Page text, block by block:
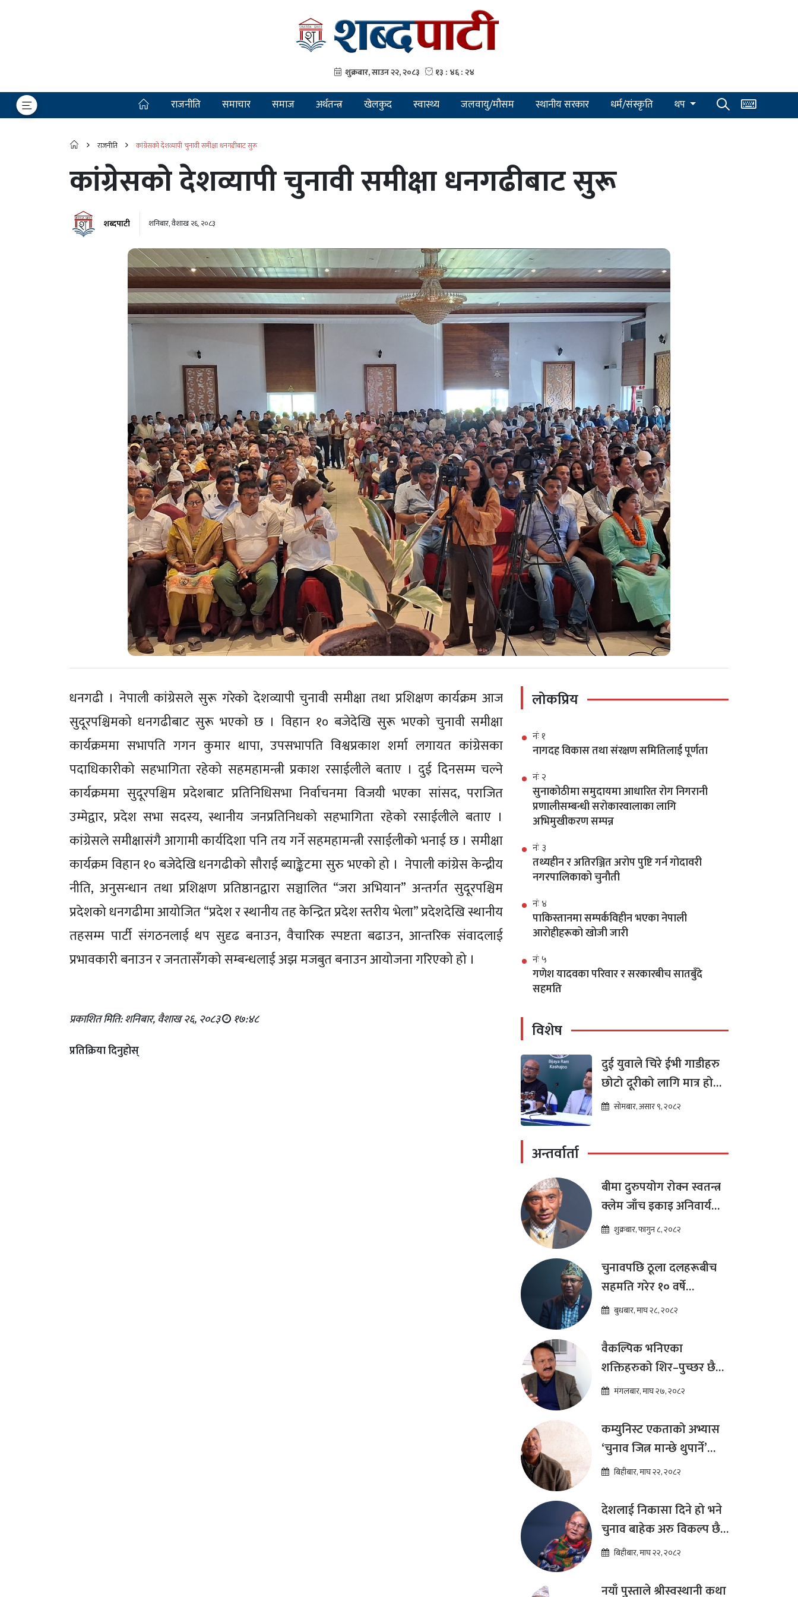
राजनीति समाचार समाज अर्थतन्त्र खेलकुद स्वास्थ्य जलवायु/मौसम स्थानीय सरकार धर्म/संस्कृति थप
राजनीति कांग्रेसको देशव्यापी चुनावी समीक्षा धनगढीबाट सुरू
कांग्रेसको देशव्यापी चुनावी समीक्षा धनगढीबाट सुरू
शब्दपाटी शनिबार, वैशाख २६, २०८३
धनगढी । नेपाली कांग्रेसले सुरू गरेको देशव्यापी चुनावी समीक्षा तथा प्रशिक्षण कार्यक्रम आज
सुदूरपश्चिमको धनगढीबाट सुरू भएको छ । विहान १० बजेदेखि सुरू भएको चुनावी समीक्षा
कार्यक्रममा सभापति गगन कुमार थापा, उपसभापति विश्वप्रकाश शर्मा लगायत कांग्रेसका
पदाधिकारीको सहभागिता रहेको सहमहामन्त्री प्रकाश रसाईलीले बताए । दुई दिनसम्म चल्ने
कार्यक्रममा सुदूरपश्चिम प्रदेशबाट प्रतिनिधिसभा निर्वाचनमा विजयी भएका सांसद, पराजित
उम्मेद्वार, प्रदेश सभा सदस्य, स्थानीय जनप्रतिनिधको सहभागिता रहेको रसाईलीले बताए ।
कांग्रेसले समीक्षासंगै आगामी कार्यदिशा पनि तय गर्ने सहमहामन्त्री रसाईलीको भनाई छ । समीक्षा
कार्यक्रम विहान १० बजेदेखि धनगढीको सौराई ब्याङ्केटमा सुरु भएको हो । नेपाली कांग्रेस केन्द्रीय
नीति, अनुसन्धान तथा प्रशिक्षण प्रतिष्ठानद्वारा सञ्चालित “जरा अभियान” अन्तर्गत सुदूरपश्चिम
प्रदेशको धनगढीमा आयोजित “प्रदेश र स्थानीय तह केन्द्रित प्रदेश स्तरीय भेला” प्रदेशदेखि स्थानीय
तहसम्म पार्टी संगठनलाई थप सुदृढ बनाउन, वैचारिक स्पष्टता बढाउन, आन्तरिक संवादलाई
प्रभावकारी बनाउन र जनतासँगको सम्बन्धलाई अझ मजबुत बनाउन आयोजना गरिएको हो ।
प्रकाशित मिति: शनिबार, वैशाख २६, २०८३ १७:४८
प्रतिक्रिया दिनुहोस्
लोकप्रिय
नंः १
नागदह विकास तथा संरक्षण समितिलाई पूर्णता
नंः २
सुनाकोठीमा समुदायमा आधारित रोग निगरानी
प्रणालीसम्बन्धी सरोकारवालाका लागि
अभिमुखीकरण सम्पन्न
नंः ३
तथ्यहीन र अतिरञ्जित अरोप पुष्टि गर्न गोदावरी
नगरपालिकाको चुनौती
नंः ४
पाकिस्तानमा सम्पर्कविहीन भएका नेपाली
आरोहीहरूको खोजी जारी
नंः ५
गणेश यादवका परिवार र सरकारबीच सातबुँदे
सहमति
विशेष
दुई युवाले चिरे ईभी गाडीहरु
छोटो दूरीको लागि मात्र हो
भन्ने मान्यता
सोमबार, असार ९, २०८२
अन्तर्वार्ता
बीमा दुरुपयोग रोक्न स्वतन्त्र
क्लेम जाँच इकाइ अनिवार्य
:डा. शम्भुप्रसाद आचार्य
शुक्रबार, फागुन ८, २०८२
चुनावपछि ठूला दलहरूबीच
सहमति गरेर १० वर्षे
दीर्घकालीन आर्थिक सुधार
ढकाल
बुधबार, माघ २८, २०८२
वैकल्पिक भनिएका
शक्तिहरुको शिर–पुच्छर छैन,
प्रतिस्पर्धा पूरानै दलसँग हुन्छ :
मंगलबार, माघ २७, २०८२
कम्युनिस्ट एकताको अभ्यास
‘चुनाव जित्न मान्छे थुपार्ने’
माध्यम मात्र हो : विप्लव
बिहीबार, माघ २२, २०८२
देशलाई निकासा दिने हो भने
चुनाव बाहेक अरु विकल्प छैन
: अष्टलक्ष्मी शाक्य
बिहीबार, माघ २२, २०८२
नयाँ पुस्ताले श्रीस्वस्थानी कथा